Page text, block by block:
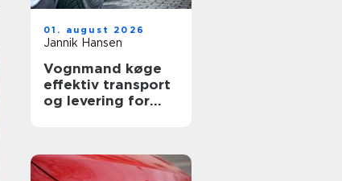
01. august 2026
Jannik Hansen
Vognmand køge
effektiv transport
og levering for